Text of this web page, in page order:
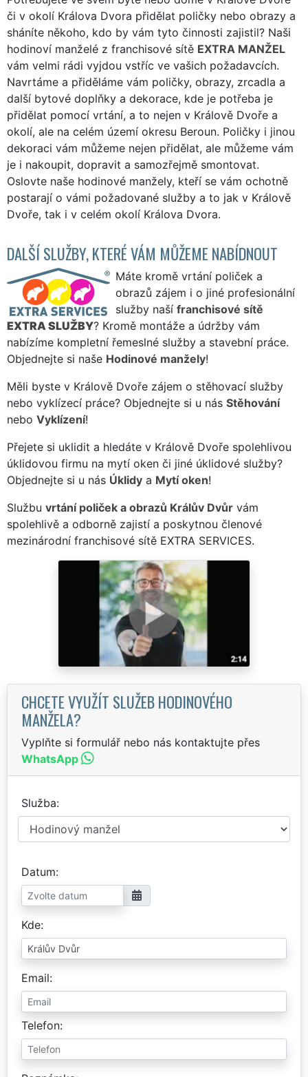
či v okolí Králova Dvora přidělat poličky nebo obrazy a
sháníte někoho, kdo by vám tyto činnosti zajistil? Naši
hodinoví manželé z franchisové sítě EXTRA MANŽEL
vám velmi rádi vyjdou vstříc ve vašich požadavcích.
Navrtáme a přiděláme vám poličky, obrazy, zrcadla a
další bytové doplňky a dekorace, kde je potřeba je
přidělat pomocí vrtání, a to nejen v Králově Dvoře a
okolí, ale na celém území okresu Beroun. Poličky i jinou
dekoraci vám můžeme nejen přidělat, ale můžeme vám
je i nakoupit, dopravit a samozřejmě smontovat.
Oslovte naše hodinové manžely, kteří se vám ochotně
postarají o vámi požadované služby a to jak v Králově
Dvoře, tak i v celém okolí Králova Dvora.
DALŠÍ SLUŽBY, KTERÉ VÁM MŮŽEME NABÍDNOUT
Máte kromě vrtání poliček a
obrazů zájem i o jiné profesionální
služby naší franchisové sítě
EXTRA SLUŽBY? Kromě montáže a údržby vám
nabízíme kompletní řemeslné služby a stavební práce.
Objednejte si naše Hodinové manžely!
Měli byste v Králově Dvoře zájem o stěhovací služby
nebo vyklízecí práce? Objednejte si u nás Stěhování
nebo Vyklízení!
Přejete si uklidit a hledáte v Králově Dvoře spolehlivou
úklidovou firmu na mytí oken či jiné úklidové služby?
Objednejte si u nás Úklidy a Mytí oken!
Službu vrtání poliček a obrazů Králův Dvůr vám
spolehlivě a odborně zajistí a poskytnou členové
mezinárodní franchisové sítě EXTRA SERVICES.
CHCETE VYUŽÍT SLUŽEB HODINOVÉHO
MANŽELA?
Vyplňte si formulář nebo nás kontaktujte přes
WhatsApp
Služba
Datum
Kde
Email
Telefon